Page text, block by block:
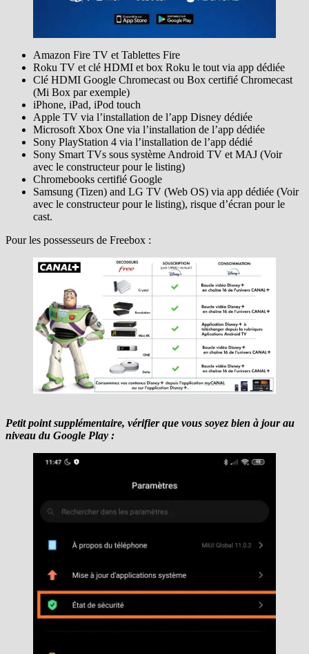
Amazon Fire TV et Tablettes Fire
Roku TV et clé HDMI et box Roku le tout via app dédiée
Clé HDMI Google Chromecast ou Box certifié Chromecast
(Mi Box par exemple)
iPhone, iPad, iPod touch
Apple TV via l’installation de l’app Disney dédiée
Microsoft Xbox One via l’installation de l’app dédiée
Sony PlayStation 4 via l’installation de l’app dédié
Sony Smart TVs sous système Android TV et MAJ (Voir
avec le constructeur pour le listing)
Chromebooks certifié Google
Samsung (Tizen) and LG TV (Web OS) via app dédiée (Voir
avec le constructeur pour le listing), risque d’écran pour le
cast.
Pour les possesseurs de Freebox :
Petit point supplémentaire, vérifier que vous soyez bien à jour au
niveau du Google Play :